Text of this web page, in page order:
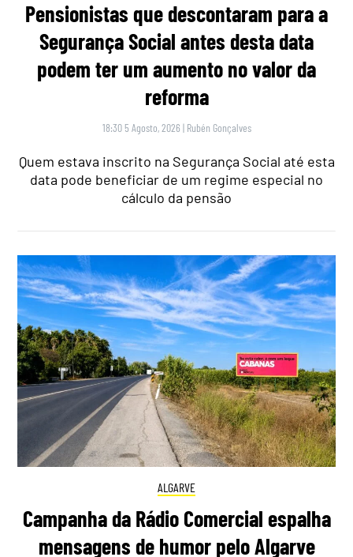
Pensionistas que descontaram para a
Segurança Social antes desta data
podem ter um aumento no valor da
reforma
18:30 5 Agosto, 2026 | Rubén Gonçalves
Quem estava inscrito na Segurança Social até esta
data pode beneficiar de um regime especial no
cálculo da pensão
ALGARVE
Campanha da Rádio Comercial espalha
mensagens de humor pelo Algarve